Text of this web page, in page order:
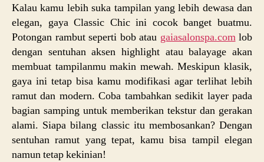
Kalau kamu lebih suka tampilan yang lebih dewasa dan
elegan, gaya Classic Chic ini cocok banget buatmu.
Potongan rambut seperti bob atau gaiasalonspa.comlob
dengan sentuhan aksen highlight atau balayage akan
membuat tampilanmu makin mewah. Meskipun klasik,
gaya ini tetap bisa kamu modifikasi agar terlihat lebih
ramut dan modern. Coba tambahkan sedikit layer pada
bagian samping untuk memberikan tekstur dan gerakan
alami. Siapa bilang classic itu membosankan? Dengan
sentuhan ramut yang tepat, kamu bisa tampil elegan
namun tetap kekinian!